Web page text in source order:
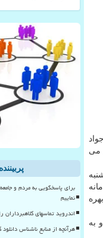
می
و به
برای پاسخگویی به مردم و
نماییم
اندروید تماسهای
هرآنچه از منابع ناشناس